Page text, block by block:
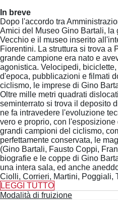
In breve
Dopo l'accordo tra
Amici del Museo Gino Bartali,
Vecchio e il museo inserito
Fiorentini. La struttura si trova a
grande campione era nato e
agonistica. Velocipedi,
d'epoca, pubblicazioni e filmati
ciclismo, le imprese di Gino
Oltre mille metri quadrati
seminterrato si trova il deposito
ne fa intravedere l'evoluzione
vero e proprio, con
grandi campioni del ciclismo,
perfettamente conservata, le
(Gino Bartali, Fausto Coppi,
biografie e le coppe di Gino
una intera sala, ed anche
Ciolli, Corrieri, Martini, Poggiali,
LEGGI TUTTO
Modalità di fruizione